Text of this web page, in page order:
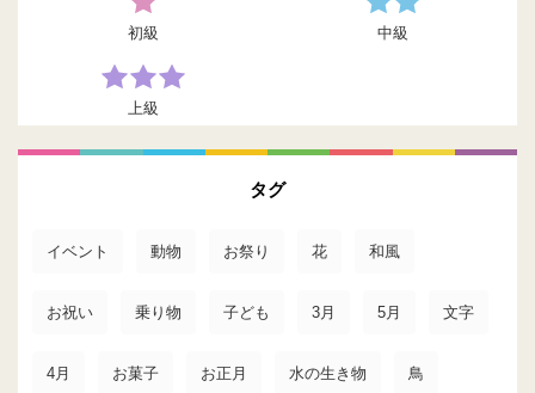
初級 中級
上級
タグ
イベント 動物 お祭り 花 和風
お祝い 乗り物 子ども 3月 5月 文字
4月 お菓子 お正月 水の生き物 鳥